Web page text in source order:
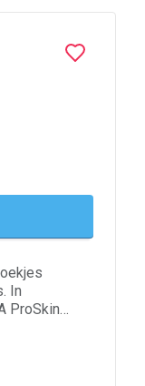
In
ProSkin
in de snel